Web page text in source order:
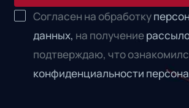
Согласен на обработку
данных, на получение
подтверждаю, что
конфиденциальности